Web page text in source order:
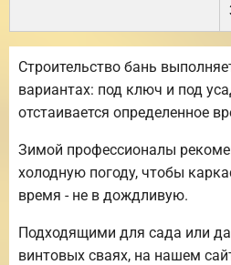
Строительство бань
вариантах: под ключ и под
отстаивается определенное
Зимой профессионалы
холодную погоду, чтобы
время - не в дождливую.
Подходящими для сада или
винтовых сваях, на нашем